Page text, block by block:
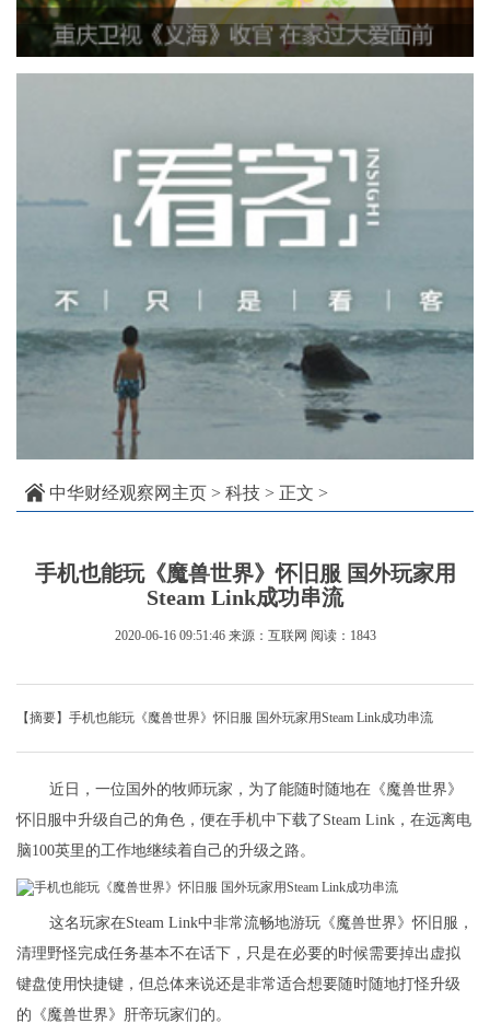
中华财经观察网主页 > 科技 > 正文 >
手机也能玩《魔兽世界》怀旧服 国外玩家用
Steam Link成功串流
2020-06-16 09:51:46 来源：互联网 阅读：1843
【摘要】手机也能玩《魔兽世界》怀旧服 国外玩家用Steam Link成功串流
近日，一位国外的牧师玩家，为了能随时随地在《魔兽世界》
怀旧服中升级自己的角色，便在手机中下载了Steam Link，在远离电
脑100英里的工作地继续着自己的升级之路。
这名玩家在Steam Link中非常流畅地游玩《魔兽世界》怀旧服，
清理野怪完成任务基本不在话下，只是在必要的时候需要掉出虚拟
键盘使用快捷键，但总体来说还是非常适合想要随时随地打怪升级
的《魔兽世界》肝帝玩家们的。